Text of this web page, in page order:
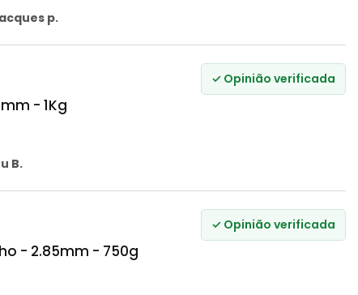
p.
- 1Kg
✓ Opinião verificada
B.
- 2.85mm - 750g
✓ Opinião verificada